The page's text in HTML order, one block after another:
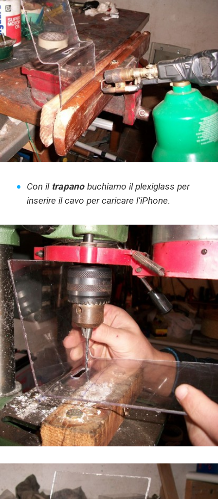
Con il trapano buchiamo il plexiglass per
inserire il cavo per caricare l’iPhone.